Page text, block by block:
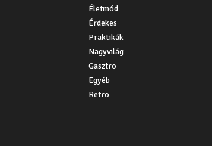
Életmód
Érdekes
Praktikák
Nagyvilág
Gasztro
Egyéb
Retro